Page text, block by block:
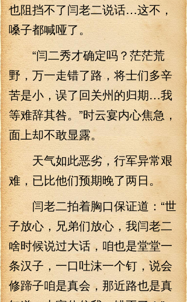
也阻挡不了闫老二说话…这不，
嗓子都喊哑了。
“闫二秀才确定吗？茫茫荒
野，万一走错了路，将士们多辛
苦是小，误了回关州的归期…我
等难辞其咎。”时云宴内心焦急，
面上却不敢显露。
天气如此恶劣，行军异常艰
难，已比他们预期晚了两日。
闫老二拍着胸口保证道：“世
子放心，兄弟们放心，我闫老二
啥时候说过大话，咱也是堂堂一
条汉子，一口吐沫一个钉，说会
修蹄子咱是真会，那近路也是真